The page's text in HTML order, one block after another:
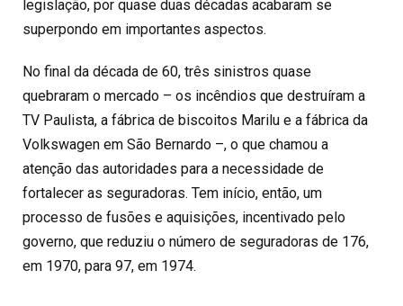
legislação, por quase duas décadas acabaram se
superpondo em importantes aspectos.
No final da década de 60, três sinistros quase
quebraram o mercado – os incêndios que destruíram a
TV Paulista, a fábrica de biscoitos Marilu e a fábrica da
Volkswagen em São Bernardo –, o que chamou a
atenção das autoridades para a necessidade de
fortalecer as seguradoras. Tem início, então, um
processo de fusões e aquisições, incentivado pelo
governo, que reduziu o número de seguradoras de 176,
em 1970, para 97, em 1974.